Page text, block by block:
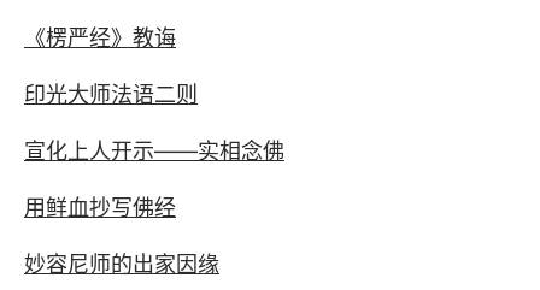
《楞严经》教诲
印光大师法语二则
宣化上人开示——实相念佛
用鲜血抄写佛经
妙容尼师的出家因缘